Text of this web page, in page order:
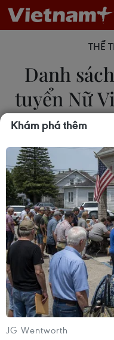
THỂ
Danh
tuyển Nữ
18/
Huấn luyện viên
gạch tên tiền đạo
Thị Thùy Linh khi
Đội tuyển Nữ
Khám phá thêm
JG Wentworth